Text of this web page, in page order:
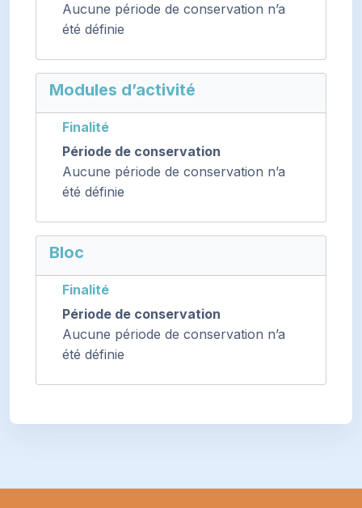
Aucune période de conservation n’a
été définie
Modules d’activité
Finalité
Période de conservation
Aucune période de conservation n’a
été définie
Bloc
Finalité
Période de conservation
Aucune période de conservation n’a
été définie